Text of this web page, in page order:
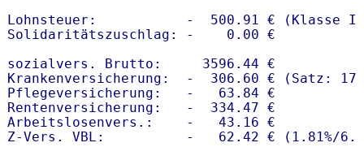
Lohnsteuer:           -  500.91 € (Klasse I)
Solidaritätszuschlag: -    0.00 €
sozialvers. Brutto:     3596.44 €
Krankenversicherung:  -  306.60 € (Satz:
Pflegeversicherung:   -   63.84 €
Rentenversicherung:   -  334.47 €
Arbeitslosenvers.:    -   43.16 €
Z-Vers. VBL:          -   62.42 € ( 1.81%/